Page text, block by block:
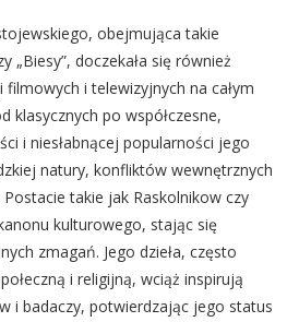
obejmująca takie
„Biesy”, doczekała się również
filmowych i telewizyjnych na całym
klasycznych po współczesne,
i niesłabnącej popularności jego
natury, konfliktów wewnętrznych
takie jak Raskolnikow czy
kulturowego, stając się
zmagań. Jego dzieła, często
i religijną, wciąż inspirują
i badaczy, potwierdzając jego status